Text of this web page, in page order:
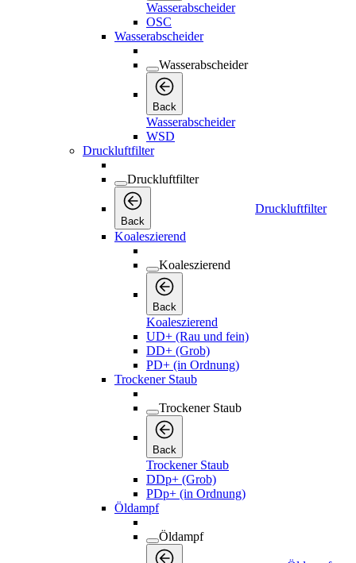
Wasserabscheider
OSC
Wasserabscheider
Wasserabscheider
Back
Wasserabscheider
WSD
Druckluftfilter
Druckluftfilter
Back
Druckluftfilter
Koaleszierend
Koaleszierend
Back
Koaleszierend
UD+ (Rau und fein)
DD+ (Grob)
PD+ (in Ordnung)
Trockener Staub
Trockener Staub
Back
Trockener Staub
DDp+ (Grob)
PDp+ (in Ordnung)
Öldampf
Öldampf